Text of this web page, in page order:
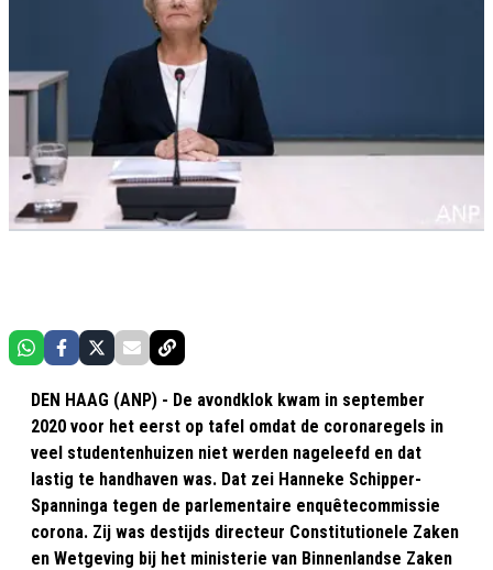
DEN HAAG (ANP) - De avondklok kwam in september
2020 voor het eerst op tafel omdat de coronaregels in
veel studentenhuizen niet werden nageleefd en dat
lastig te handhaven was. Dat zei Hanneke Schipper-
Spanninga tegen de parlementaire enquêtecommissie
corona. Zij was destijds directeur Constitutionele Zaken
en Wetgeving bij het ministerie van Binnenlandse Zaken